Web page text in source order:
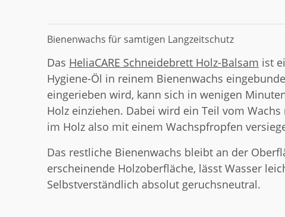
Bienenwachs für samtigen Langzeitschutz
Das HeliaCARE Schneidebrett Holz-Balsam ist
Hygiene-Öl in reinem Bienenwachs
eingerieben wird, kann sich in wenigen
Holz einziehen. Dabei wird ein Teil vom
im Holz also mit einem Wachspfropfen
Das restliche Bienenwachs bleibt an der
erscheinende Holzoberfläche, lässt Wasser
Selbstverständlich absolut geruchsneutral.